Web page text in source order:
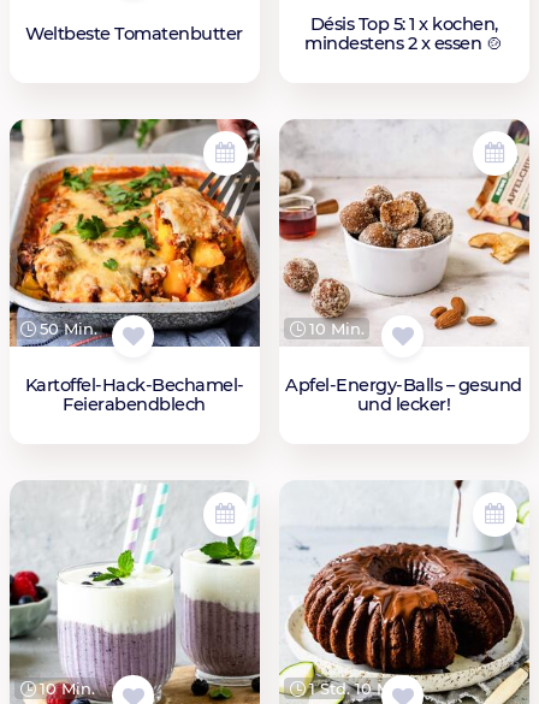
Weltbeste Tomatenbutter
Désis Top 5: 1 x kochen,
mindestens 2 x essen 🍲
50 Min.
Kartoffel-Hack-Bechamel-
Feierabendblech
10 Min.
Apfel-Energy-Balls – gesund
und lecker!
10 Min. 1 Std. 10 Min.